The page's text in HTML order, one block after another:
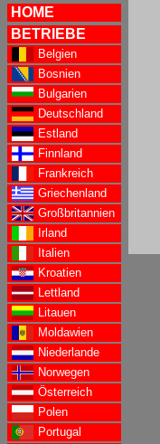
HOME
BETRIEBE
Belgien
Bosnien
Bulgarien
Deutschland
Estland
Finnland
Frankreich
Griechenland
Großbritannien
Irland
Italien
Kroatien
Lettland
Litauen
Moldawien
Niederlande
Norwegen
Österreich
Polen
Portugal